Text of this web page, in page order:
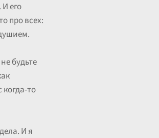
его
про всех:
будьте
то
И я